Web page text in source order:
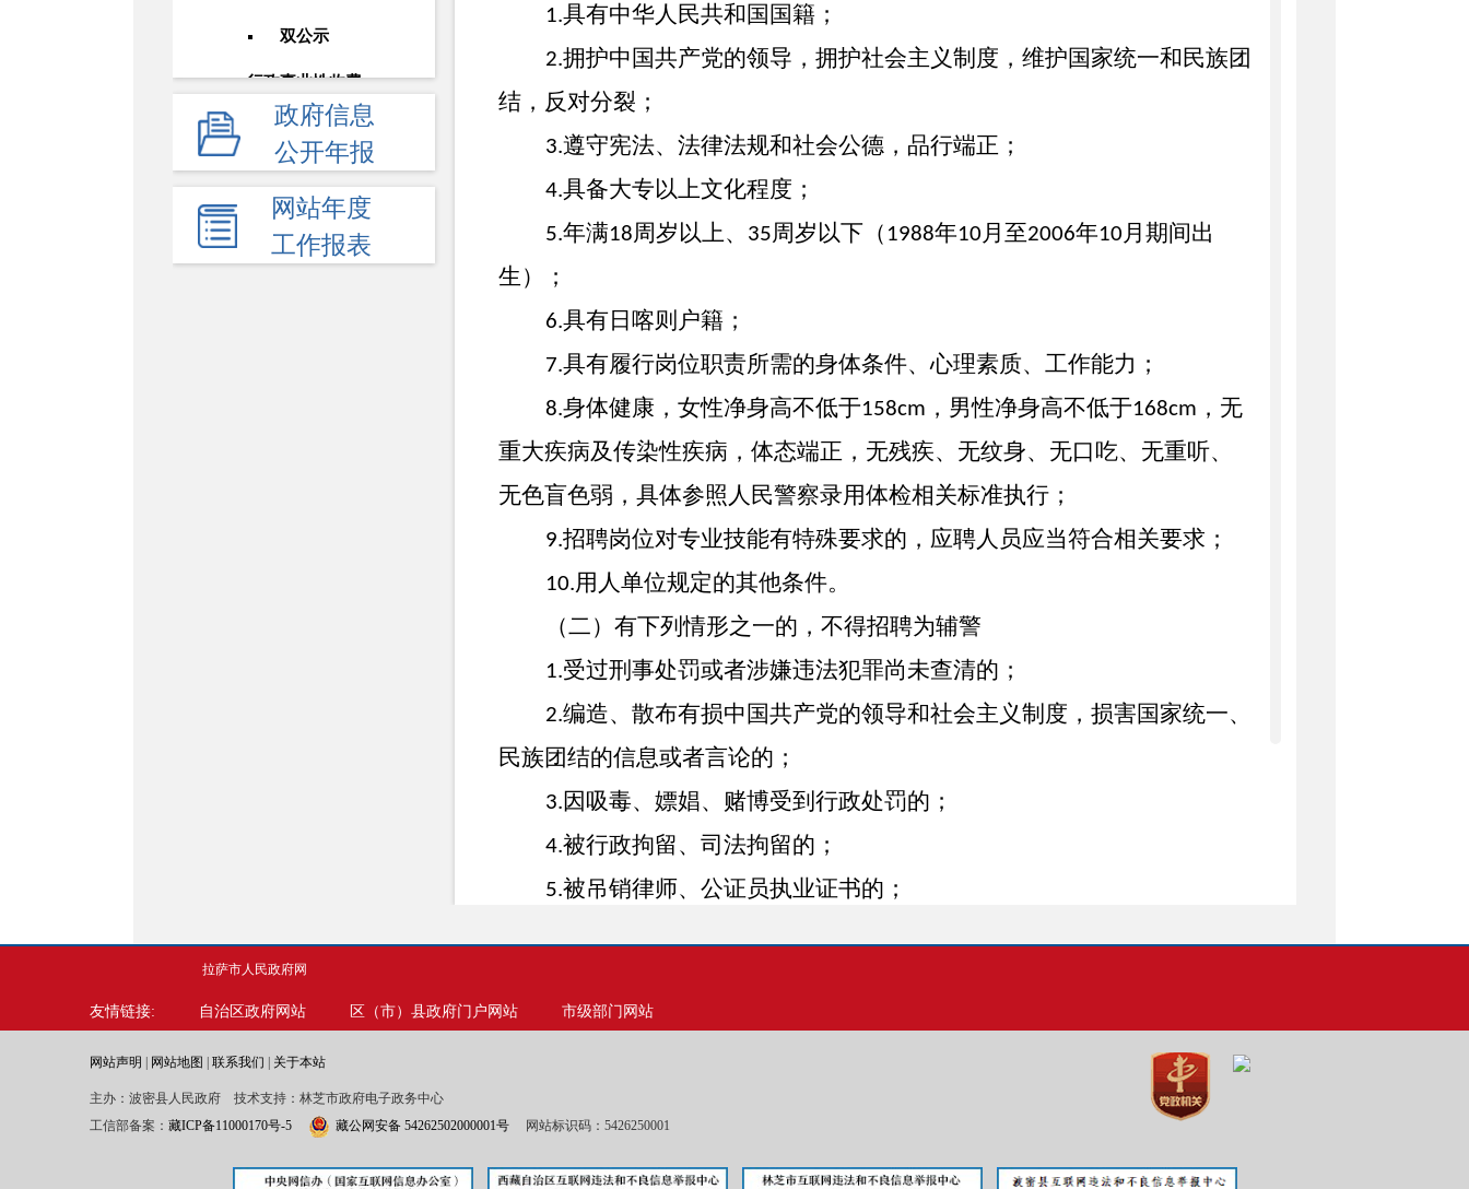
双公示
行政事业性收费
政府采购
重大建设项目
民生领域
应急管理
政府信息
公开年报
网站年度
工作报表
1.具有中华人民共和国国籍；
2.拥护中国共产党的领导，拥护社会主义制度，维护国家统一和民族团
结，反对分裂；
3.遵守宪法、法律法规和社会公德，品行端正；
4.具备大专以上文化程度；
5.年满18周岁以上、 35周岁以下（ 1988年10月至2006年10月期间出
生）；
6.具有日喀则户籍；
7.具有履行岗位职责所需的身体条件、心理素质、工作能力；
8.身体健康，女性净身高不低于158cm ，男性净身高不低于168cm ，无
重大疾病及传染性疾病，体态端正，无残疾、无纹身、无口吃、无重听、
无色盲色弱，具体参照人民警察录用体检相关标准执行；
9.招聘岗位对专业技能有特殊要求的，应聘人员应当符合相关要求；
10.用人单位规定的其他条件。
（二）有下列情形之一的，不得招聘为辅警
1.受过刑事处罚或者涉嫌违法犯罪尚未查清的；
2.编造、散布有损中国共产党的领导和社会主义制度，损害国家统一、
民族团结的信息或者言论的；
3.因吸毒、嫖娼、赌博受到行政处罚的；
4.被行政拘留、司法拘留的；
5.被吊销律师、公证员执业证书的；
有较为严重的个人不良信用记录的；
本人或者家庭成员参加非法组织、邪教组织或者从事其他危害国家安
拉萨市人民政府网
友情链接: 自治区政府网站 区（市）县政府门户网站 市级部门网站
网站声明 网站地图 联系我们 关于本站
主办：波密县人民政府 技术支持：林芝市政府电子政务中心
工信部备案： 藏ICP备11000170号-5 藏公网安备 54262502000001号 网站标识码：5426250001